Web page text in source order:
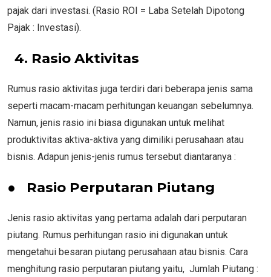
pajak dari investasi. (Rasio ROI = Laba Setelah Dipotong
Pajak : Investasi).
4. Rasio Aktivitas
Rumus rasio aktivitas juga terdiri dari beberapa jenis sama
seperti macam-macam perhitungan keuangan sebelumnya.
Namun, jenis rasio ini biasa digunakan untuk melihat
produktivitas aktiva-aktiva yang dimiliki perusahaan atau
bisnis. Adapun jenis-jenis rumus tersebut diantaranya :
● Rasio Perputaran Piutang
Jenis rasio aktivitas yang pertama adalah dari perputaran
piutang. Rumus perhitungan rasio ini digunakan untuk
mengetahui besaran piutang perusahaan atau bisnis. Cara
menghitung rasio perputaran piutang yaitu, Jumlah Piutang :